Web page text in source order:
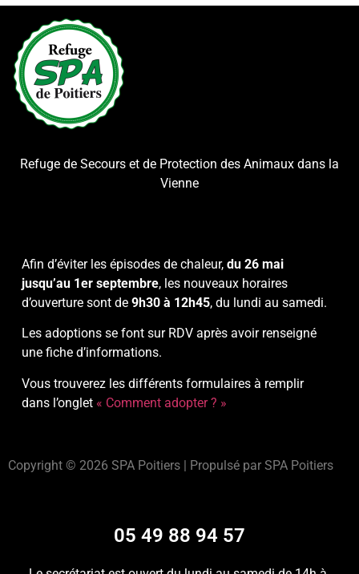
Refuge de Secours et de Protection des Animaux dans la
Vienne
Afin d’éviter les épisodes de chaleur,du 26 mai
jusqu’au 1er septembre, les nouveaux horaires
d’ouverture sont de9h30 à 12h45, du lundi au samedi.
Les adoptions se font sur RDV après avoir renseigné
une fiche d’informations.
Vous trouverez les différents formulaires à remplir
dans l’onglet « Comment adopter ? »
Copyright © 2026 SPA Poitiers | Propulsé par SPA Poitiers
05 49 88 94 57